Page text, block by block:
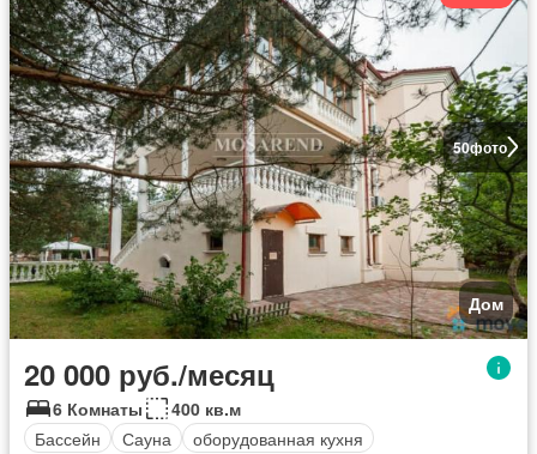
50фото
Дом
20 000 руб./месяц
6 Комнаты
400 кв.м
Бассейн
Сауна оборудованная кухня